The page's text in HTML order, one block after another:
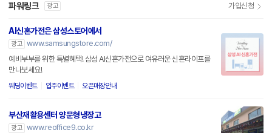
파워링크 광고 가입신청
AI신혼가전은 삼성스토어에서
광고 www.samsungstore.com/
예비부부를 위한 특별혜택! 삼성 AI신혼가전으로 여유러운 신혼라이프를
만나보세요!
웨딩이벤트 입주이벤트 오픈매장안내
부산재활용센터 양문형냉장고
광고 www.reoffice9.co.kr